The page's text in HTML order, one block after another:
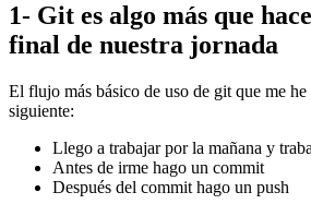
1- Git es algo más que
final de nuestra jornada
El flujo más básico de uso de git que me he
siguiente:
Llego a trabajar por la mañana y
Antes de irme hago un commit
Después del commit hago un push